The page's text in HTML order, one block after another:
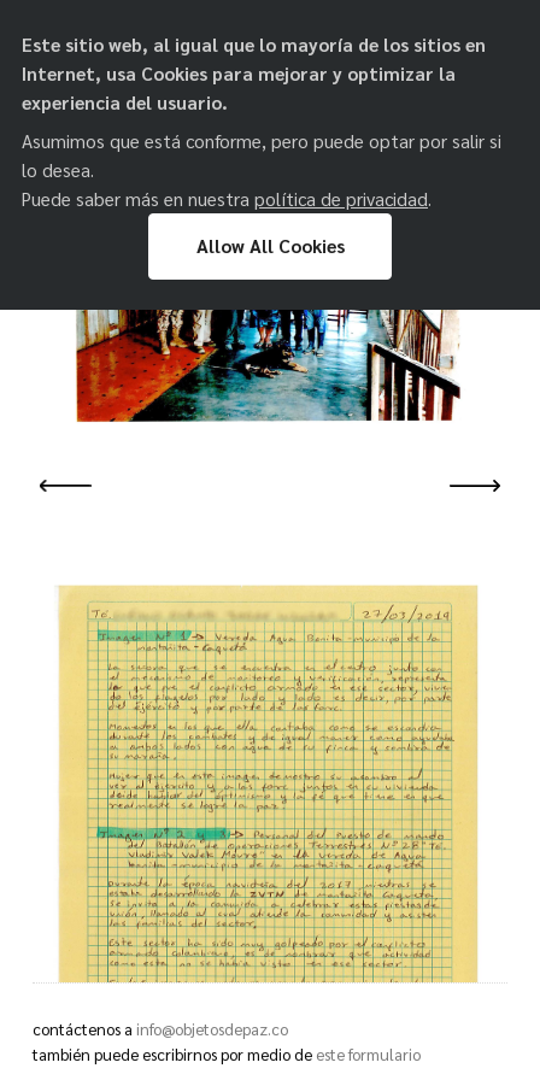
paz
contáctenos a info@objetosdepaz.co
también puede escribirnos por medio de este formulario
Este sitio web, al igual que lo mayoría de los sitios en
Internet, usa Cookies para mejorar y optimizar la
experiencia del usuario.
Asumimos que está conforme, pero puede optar por salir si
lo desea.
Puede saber más en nuestra política de privacidad.
Allow All Cookies